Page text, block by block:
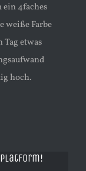
ein 4faches
weiße Farbe
Tag etwas
hoch.
Platform!